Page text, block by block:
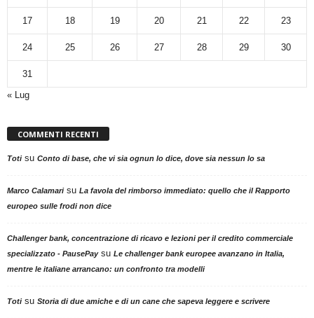
17 18 19 20 21 22 23
24 25 26 27 28 29 30
31
« Lug
COMMENTI RECENTI
Totisu Conto di base, che vi sia ognun lo dice, dove sia nessun lo sa
Marco Calamarisu La favola del rimborso immediato: quello che il Rapporto
europeo sulle frodi non dice
Challenger bank, concentrazione di ricavo e lezioni per il credito commerciale
specializzato - PausePaysu Le challenger bank europee avanzano in Italia,
mentre le italiane arrancano: un confronto tra modelli
Totisu Storia di due amiche e di un cane che sapeva leggere e scrivere